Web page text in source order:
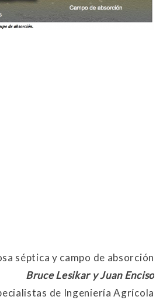
séptica y campo de absorción
Bruce Lesikar y Juan Enciso
de Ingeniería Agrícola